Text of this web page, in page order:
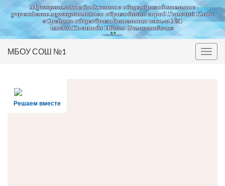
Вкл/
МБОУ СОШ №1
Решаем вместе